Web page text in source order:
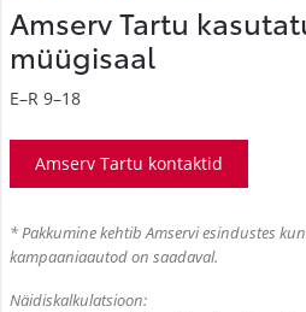
Amserv Tartu
müügisaal
E–R 9–18
Amserv Tartu kontaktid
* Pakkumine kehtib Amservi esindustes
kampaaniaautod on saadaval.
Näidiskalkulatsioon: